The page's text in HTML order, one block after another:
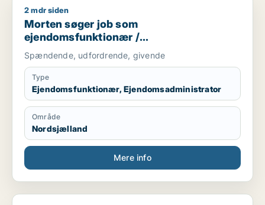
Morten søger job som ejendomsfunktionær /
2 mdr siden
Morten søger job som
ejendomsfunktionær /
ejendomsadministrator
Spændende, udfordrende, givende
Type
Ejendomsfunktionær, Ejendomsadministrator
Område
Nordsjælland
Mere info